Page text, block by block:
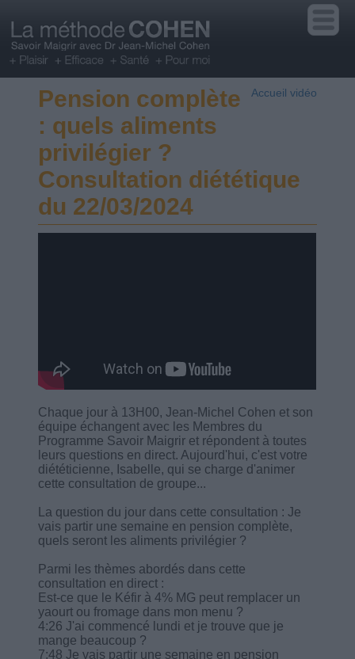
Accueil vidéo
Pension complète
: quels aliments
privilégier ?
Consultation diététique
du 22/03/2024
Chaque jour à 13H00, Jean-Michel Cohen et son
équipe échangent avec les Membres du
Programme Savoir Maigrir et répondent à toutes
leurs questions en direct. Aujourd'hui, c'est votre
diététicienne, Isabelle, qui se charge d'animer
cette consultation de groupe...
La question du jour dans cette consultation : Je
vais partir une semaine en pension complète,
quels seront les aliments privilégier ?
Parmi les thèmes abordés dans cette
consultation en direct :
Est-ce que le Kéfir à 4% MG peut remplacer un
yaourt ou fromage dans mon menu ?
4:26 J'ai commencé lundi et je trouve que je
mange beaucoup ?
7:48 Je vais partir une semaine en pension